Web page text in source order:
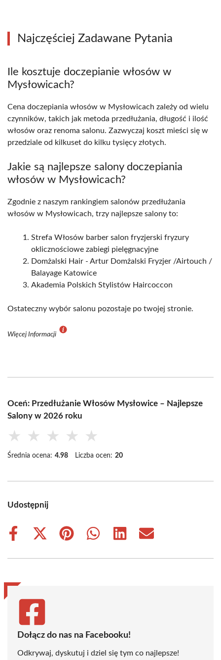
Najczęściej Zadawane Pytania
Ile kosztuje doczepianie włosów w
Mysłowicach?
Cena doczepiania włosów w Mysłowicach zależy od wielu
czynników, takich jak metoda przedłużania, długość i ilość
włosów oraz renoma salonu. Zazwyczaj koszt mieści się w
przedziale od kilkuset do kilku tysięcy złotych.
Jakie są najlepsze salony doczepiania
włosów w Mysłowicach?
Zgodnie z naszym rankingiem salonów przedłużania
włosów w Mysłowicach, trzy najlepsze salony to:
Strefa Włosów barber salon fryzjerski fryzury
oklicznościowe zabiegi pielęgnacyjne
Domżalski Hair - Artur Domżalski Fryzjer /Airtouch /
Balayage Katowice
Akademia Polskich Stylistów Haircoccon
Ostateczny wybór salonu pozostaje po twojej stronie.
Więcej Informacji
Oceń: Przedłużanie Włosów Mysłowice – Najlepsze
Salony w 2026 roku
★ ★ ★ ★ ★
Średnia ocena: 4.98 Liczba ocen: 20
Udostępnij
Share
Share
(Twitter)
Share
Share
Share
Share
Dołącz do nas na Facebooku!
Odkrywaj, dyskutuj i dziel się tym co najlepsze!